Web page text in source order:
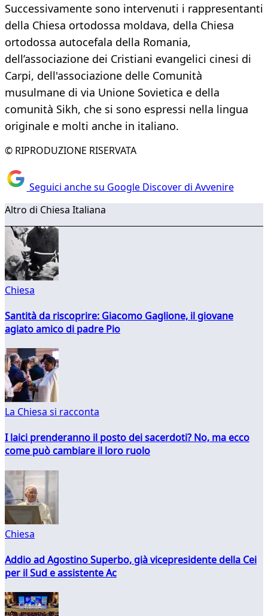
Successivamente sono intervenuti i rappresentanti
della Chiesa ortodossa moldava, della Chiesa
ortodossa autocefala della Romania,
dell’associazione dei Cristiani evangelici cinesi di
Carpi, dell'associazione delle Comunità
musulmane di via Unione Sovietica e della
comunità Sikh, che si sono espressi nella lingua
originale e molti anche in italiano.
© RIPRODUZIONE RISERVATA
Seguici anche su Google Discover di Avvenire
Altro di Chiesa Italiana
Chiesa
Santità da riscoprire: Giacomo Gaglione, il giovane
agiato amico di padre Pio
La Chiesa si racconta
I laici prenderanno il posto dei sacerdoti? No, ma ecco
come può cambiare il loro ruolo
Chiesa
Addio ad Agostino Superbo, già vicepresidente della Cei
per il Sud e assistente Ac